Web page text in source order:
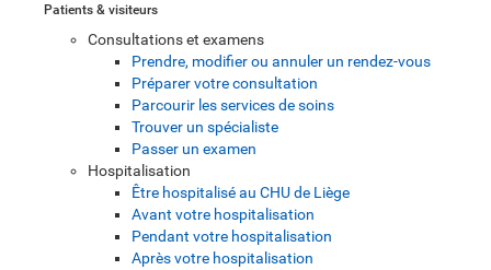
Patients & visiteurs
Consultations et examens
Prendre, modifier ou annuler un rendez-vous
Préparer votre consultation
Parcourir les services de soins
Trouver un spécialiste
Passer un examen
Hospitalisation
Être hospitalisé au CHU de Liège
Avant votre hospitalisation
Pendant votre hospitalisation
Après votre hospitalisation